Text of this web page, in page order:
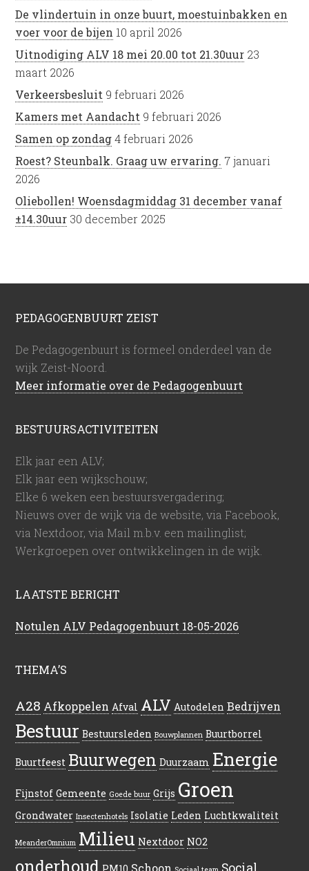
De vlindertuin in onze buurt, moestuinbakken en
voer voor de bijen 10 april 2026
Uitnodiging ALV 18 mei 20.00 tot 21.30uur 23
maart 2026
Verkeersbesluit 9 februari 2026
Kamers met Aandacht 9 februari 2026
Samen op zondag 4 februari 2026
Roest? Steunbalk. Graag uw ervaring. 7 januari
2026
Oliebollen! Woensdagmiddag 31 december vanaf
±14.30uur 30 december 2025
PEDAGOGENBUURT ZEIST
De Pedagogenbuurt is formeel onderdeel van de
wijk Zeist-Noord.
Meer informatie over de Pedagogenbuurt
BESTUURSACTIVITEITEN
Elk jaar een ALV;
Elk jaar een wijkschouw;
Elke 6 weken een bestuursvergadering;
Nieuws over de wijk via de website, via Facebook,
via Nextdoor, via Mail m.b.v. een mailinglist;
Werkgroepen over ontwikkelingen in de wijk.
LAATSTE BERICHT
Notulen ALV Pedagogenbuurt 18-05-2026
THEMA’S
A28 Afkoppelen Afval ALV Autodelen Bedrijven
Bestuur Bestuursleden Bouwplannen Buurtborrel
Buurtfeest Buurwegen Duurzaam Energie
Fijnstof Gemeente Goede buur Grijs Groen
Grondwater Insectenhotels Isolatie Leden Luchtkwaliteit
MeanderOmnium Milieu Nextdoor NO2
onderhoud Schoon Social